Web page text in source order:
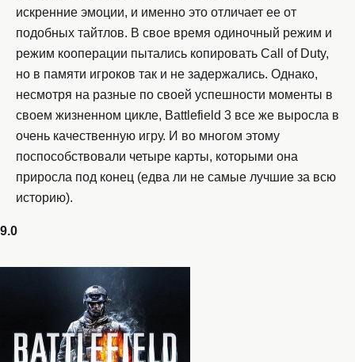
искренние эмоции, и именно это отличает ее от
подобных тайтлов. В свое время одиночный режим и
режим кооперации пытались копировать Call of Duty,
но в памяти игроков так и не задержались. Однако,
несмотря на разные по своей успешности моменты в
своем жизненном цикле, Battlefield 3 все же выросла в
очень качественную игру. И во многом этому
поспособствовали четыре карты, которыми она
приросла под конец (едва ли не самые лучшие за всю
историю).
9.0